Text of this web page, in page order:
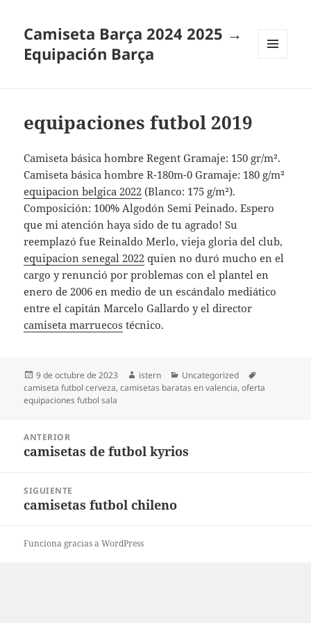
Camiseta Barça 2024 2025 →
Equipación Barça
equipaciones futbol 2019
Camiseta básica hombre Regent Gramaje: 150 gr/m².
Camiseta básica hombre R-180m-0 Gramaje: 180 g/m²
equipacion belgica 2022 (Blanco: 175 g/m²).
Composición: 100% Algodón Semi Peinado. Espero
que mi atención haya sido de tu agrado! Su
reemplazó fue Reinaldo Merlo, vieja gloria del club,
equipacion senegal 2022 quien no duró mucho en el
cargo y renunció por problemas con el plantel en
enero de 2006 en medio de un escándalo mediático
entre el capitán Marcelo Gallardo y el director
camiseta marruecos técnico.
Publicado
el
9 de octubre de 2023 Autor
istern Categorías
Uncategorized
camiseta futbol cerveza,camisetas baratas en valencia,oferta
equipaciones futbol sala
entradas
ANTERIOR
Entrada
camisetas de futbol kyrios
SIGUIENTE
Entrada
camisetas futbol chileno
Funciona gracias a WordPress